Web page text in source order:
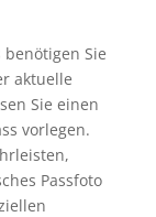
Sie
aktuelle
Sie einen
vorlegen.
Passfoto